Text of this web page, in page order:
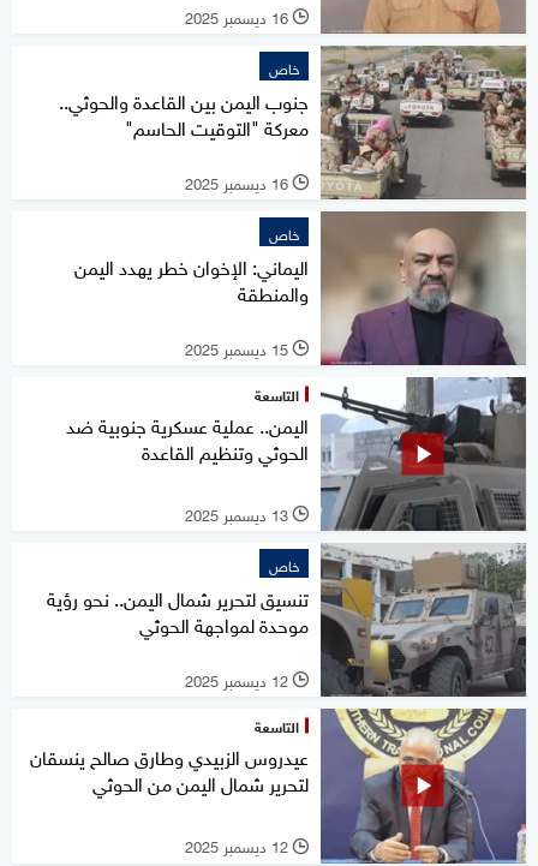
l 16 ديسمبر 2025
خاص
جنوب اليمن بين القاعدة والحوثي..
معركة "التوقيت الحاسم"
l 16 ديسمبر 2025
خاص
اليماني: الإخوان خطر يهدد اليمن
والمنطقة
l 15 ديسمبر 2025
التاسعة
اليمن.. عملية عسكرية جنوبية ضد
الحوثي وتنظيم القاعدة
l 13 ديسمبر 2025
خاص
تنسيق لتحرير شمال اليمن.. نحو رؤية
موحدة لمواجهة الحوثي
l 12 ديسمبر 2025
التاسعة
عيدروس الزبيدي وطارق صالح ينسقان
لتحرير شمال اليمن من الحوثي
l 12 ديسمبر 2025